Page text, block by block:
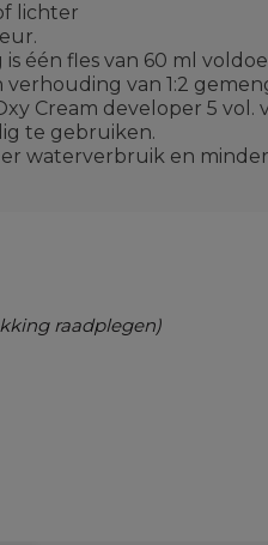
lichter
is één fles van 60 ml
van 1:2
Cream developer 5
te gebruiken.
waterverbruik en minder
raadplegen)